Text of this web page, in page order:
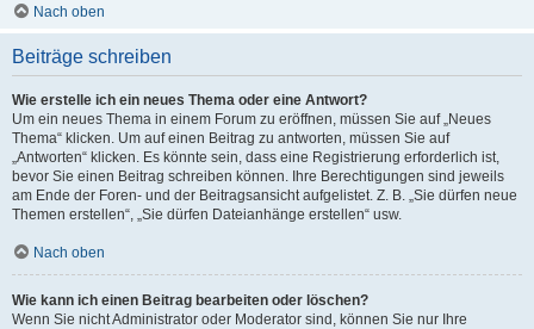
Nach oben
Beiträge schreiben
Wie erstelle ich ein neues Thema oder eine Antwort?
Um ein neues Thema in einem Forum zu eröffnen, müssen Sie auf „Neues
Thema“ klicken. Um auf einen Beitrag zu antworten, müssen Sie auf
„Antworten“ klicken. Es könnte sein, dass eine Registrierung erforderlich ist,
bevor Sie einen Beitrag schreiben können. Ihre Berechtigungen sind jeweils
am Ende der Foren- und der Beitragsansicht aufgelistet. Z. B. „Sie dürfen neue
Themen erstellen“, „Sie dürfen Dateianhänge erstellen“ usw.
Nach oben
Wie kann ich einen Beitrag bearbeiten oder löschen?
Wenn Sie nicht Administrator oder Moderator sind, können Sie nur Ihre